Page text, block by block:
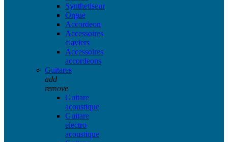
Synthetiseur
Orgue
Accordeon
Accessoires
claviers
Accessoires
accordeons
Guitares
add
remove
Guitare
acoustique
Guitare
electro
acoustique